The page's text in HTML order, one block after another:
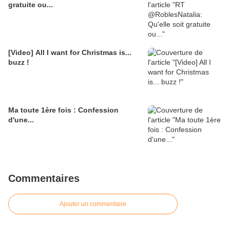
gratuite ou...
[Video] All I want for Christmas is...
buzz !
Ma toute 1ère fois : Confession
d'une...
Commentaires
Ajouter un commentaire